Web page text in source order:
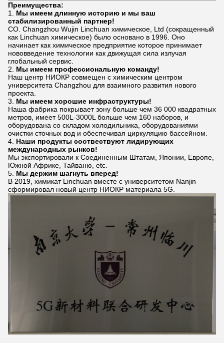
Преимущества:
1. Мы имеем длинную историю и мы ваш
стабилизированный партнер!
CO. Changzhou Wujin Linchuan химическое, Ltd (сокращенный
как Linchuan химическое) было основано в 1996. Оно
начинает как химическое предприятие которое принимает
нововведение технологии как движущая сила излучая
глобальный сервис.
2. Мы имеем профессиональную команду!
Наш центр НИОКР совмещен с химическим центром
университета Changzhou для взаимного развития нового
проекта.
3. Мы имеем хорошие инфраструктуры!
Наша фабрика покрывает зону больше чем 36 000 квадратных
метров, имеет 500L-3000L больше чем 160 наборов, и
оборудована со складом холодильника, оборудованиями
очистки сточных вод и обеспечивая циркуляцию бассейном.
4. Наши продукты соотвествуют лидирующих
международных рынков!
Мы экспортировали к Соединенным Штатам, Японии, Европе,
Южной Африке, Тайваню, etc.
5. Мы держим шагнуть вперед!
В 2019, химикат Linchuan вместе с университетом Nanjin
сформировал новый центр НИОКР материала 5G.